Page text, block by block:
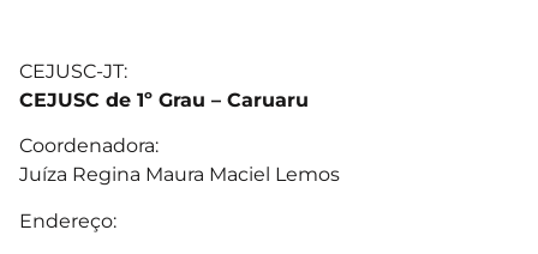
CEJUSC-JT:
CEJUSC de 1º Grau – Caruaru
Coordenadora:
Juíza Regina Maura Maciel Lemos
Endereço: